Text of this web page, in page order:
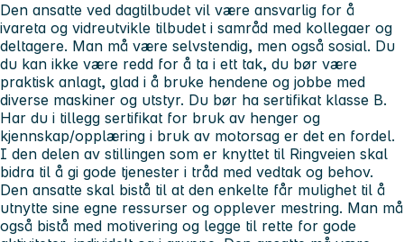
Den ansatte ved dagtilbudet vil være ansvarlig for å
ivareta og vidreutvikle tilbudet i samråd med kollegaer og
deltagere. Man må være selvstendig, men også sosial. Du
du kan ikke være redd for å ta i ett tak, du bør være
praktisk anlagt, glad i å bruke hendene og jobbe med
diverse maskiner og utstyr. Du bør ha sertifikat klasse B.
Har du i tillegg sertifikat for bruk av henger og
kjennskap/opplæring i bruk av motorsag er det en fordel.
I den delen av stillingen som er knyttet til Ringveien skal
bidra til å gi gode tjenester i tråd med vedtak og behov.
Den ansatte skal bistå til at den enkelte får mulighet til å
utnytte sine egne ressurser og opplever mestring. Man må
også bistå med motivering og legge til rette for gode